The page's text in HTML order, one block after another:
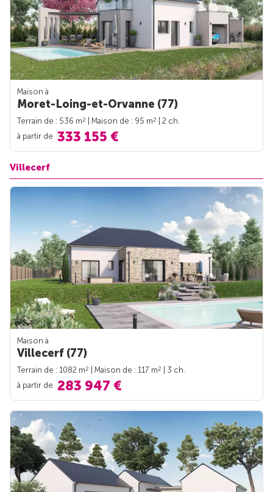
Maison à
Moret-Loing-et-Orvanne (77)
Terrain de : 536 m2 | Maison de : 95 m2
| 2 ch.
à partir de 333 155 €
Villecerf
Maison à
Villecerf (77)
Terrain de : 1082 m2 | Maison de : 117 m2
| 3 ch.
à partir de 283 947 €